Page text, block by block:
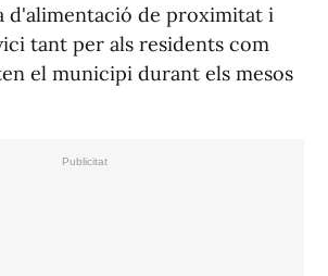
d'alimentació de proximitat i
tant per als residents com
el municipi durant els mesos